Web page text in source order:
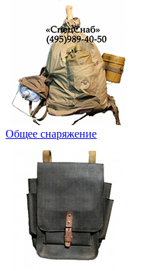
Общее снаряжение